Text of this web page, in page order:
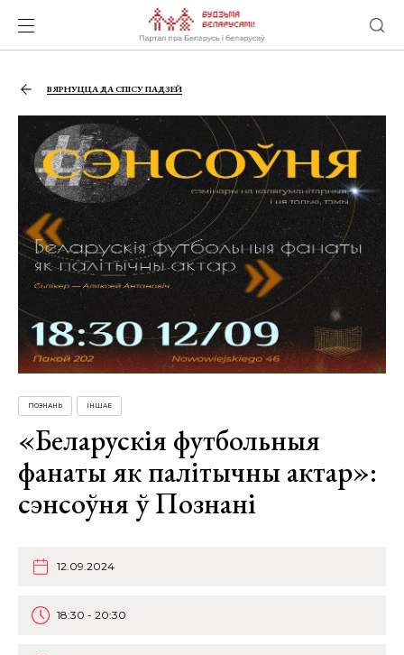
ВЯРНУЦЦА ДА СПІСУ ПАДЗЕЙ
ПОЗНАНЬ ІНШАЕ
«Беларускія футбольныя
фанаты як палітычны актар»:
сэнсоўня ў Познані
12.09.2024
18:30 - 20:30